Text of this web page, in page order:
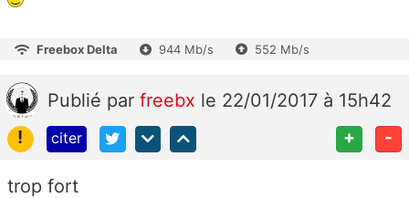
Freebox Delta 944 Mb/s 552 Mb/s
Publié par freebx le 22/01/2017 à 15h42
!
citer + -
trop fort